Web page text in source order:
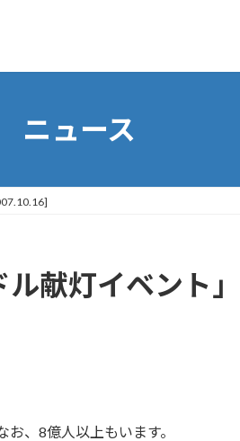
ニュース
献灯イベント」
、8億人以上もいます。